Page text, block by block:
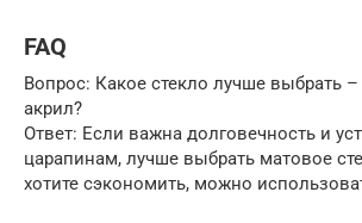
FAQ
Вопрос: Какое стекло лучше выбрать
акрил?
Ответ: Если важна долговечность и
царапинам, лучше выбрать матовое
хотите сэкономить, можно